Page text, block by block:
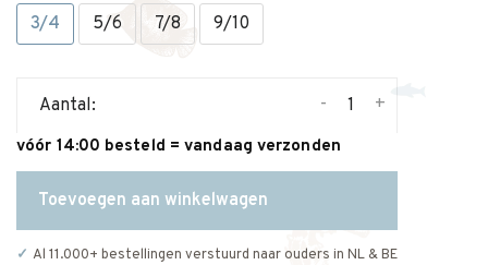
3/4 5/6 7/8 9/10
Aantal: +
-
vóór 14:00 besteld = vandaag verzonden
Toevoegen aan winkelwagen
Al 11.000+ bestellingen verstuurd naar ouders in NL & BE